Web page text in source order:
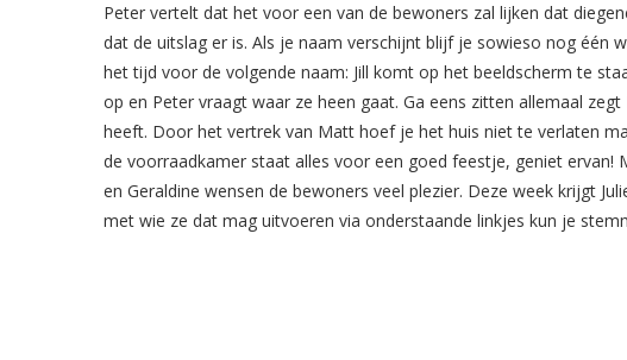
Peter vertelt dat het voor een van de bewoners zal lijken dat
dat de uitslag er is. Als je naam verschijnt blijf je sowieso nog één
het tijd voor de volgende naam: Jill komt op het beeldscherm te
op en Peter vraagt waar ze heen gaat. Ga eens zitten allemaal
heeft. Door het vertrek van Matt hoef je het huis niet te verlaten
de voorraadkamer staat alles voor een goed feestje, geniet ervan!
en Geraldine wensen de bewoners veel plezier. Deze week krijgt
met wie ze dat mag uitvoeren via onderstaande linkjes kun je